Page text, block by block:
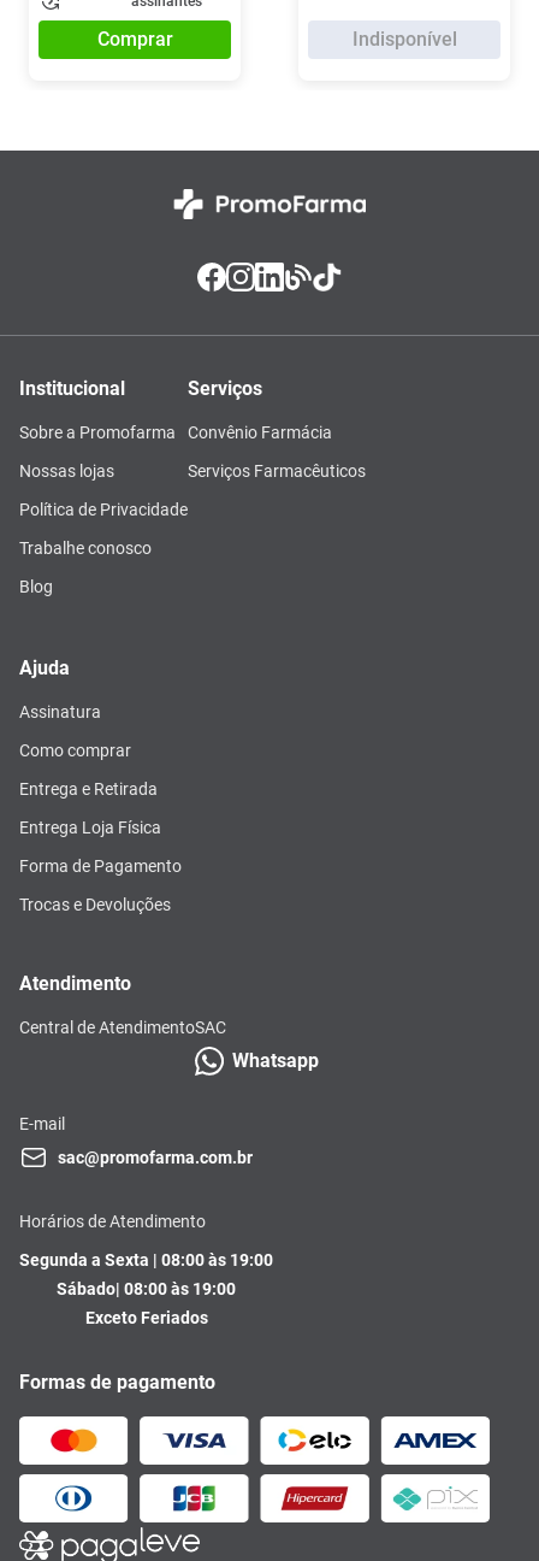
Comprar Indisponível
Institucional
Sobre a Promofarma
Nossas lojas
Política de Privacidade
Trabalhe conosco
Blog
Serviços
Convênio Farmácia
Serviços Farmacêuticos
Ajuda
Assinatura
Como comprar
Entrega e Retirada
Entrega Loja Física
Forma de Pagamento
Trocas e Devoluções
Atendimento
Central de AtendimentoSAC
Whatsapp
E-mail
sac@promofarma.com.br
Horários de Atendimento
Segunda a Sexta | 08:00 às 19:00
Sábado| 08:00 às 19:00
Exceto Feriados
Formas de pagamento